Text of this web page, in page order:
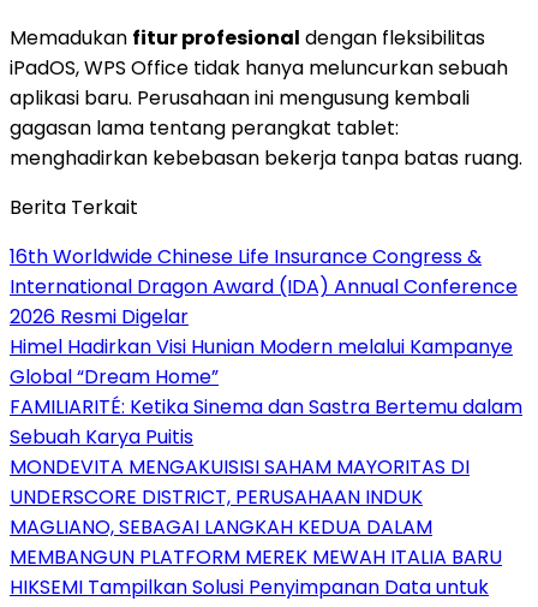
Memadukan fitur profesional dengan fleksibilitas
iPadOS, WPS Office tidak hanya meluncurkan sebuah
aplikasi baru. Perusahaan ini mengusung kembali
gagasan lama tentang perangkat tablet:
menghadirkan kebebasan bekerja tanpa batas ruang.
Berita Terkait
16th Worldwide Chinese Life Insurance Congress &
International Dragon Award (IDA) Annual Conference
2026 Resmi Digelar
Himel Hadirkan Visi Hunian Modern melalui Kampanye
Global “Dream Home”
FAMILIARITÉ: Ketika Sinema dan Sastra Bertemu dalam
Sebuah Karya Puitis
MONDEVITA MENGAKUISISI SAHAM MAYORITAS DI
UNDERSCORE DISTRICT, PERUSAHAAN INDUK
MAGLIANO, SEBAGAI LANGKAH KEDUA DALAM
MEMBANGUN PLATFORM MEREK MEWAH ITALIA BARU
HIKSEMI Tampilkan Solusi Penyimpanan Data untuk